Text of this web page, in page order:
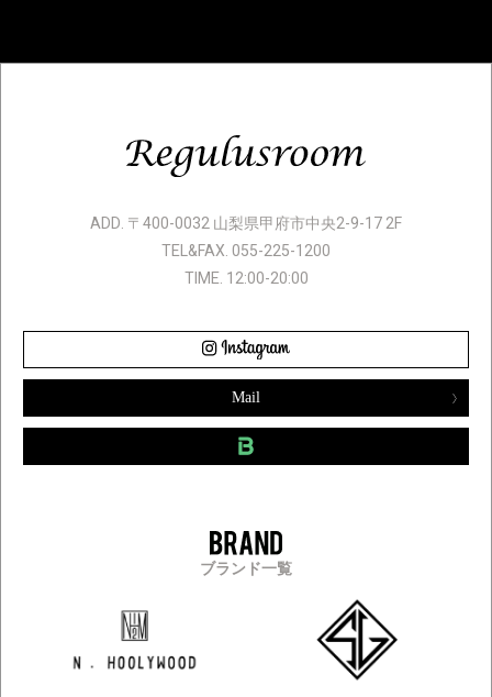
ADD. 〒400-0032 山梨県甲府市中央2-9-17 2F
TEL&FAX. 055-225-1200
TIME. 12:00-20:00
Mail
ブランド一覧